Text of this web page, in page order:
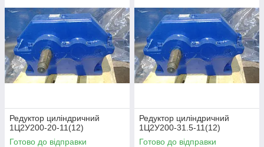
Редуктор циліндричний
1Ц2У200-20-11(12)
Готово до відправки
Редуктор циліндричний
1Ц2У200-31.5-11(12)
Готово до відправки